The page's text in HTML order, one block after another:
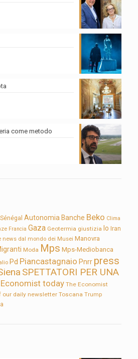
come metodo
Autonomia Banche Beko Clima
Francia Gaza Geotermia giustizia Io Iran
news dal mondo dei Musei Manovra
Moda Mps Mps-Mediobanca
Pd Piancastagnaio Pnrr press
SPETTATORI PER UNA
today The Economist
our daily newsletter Toscana Trump